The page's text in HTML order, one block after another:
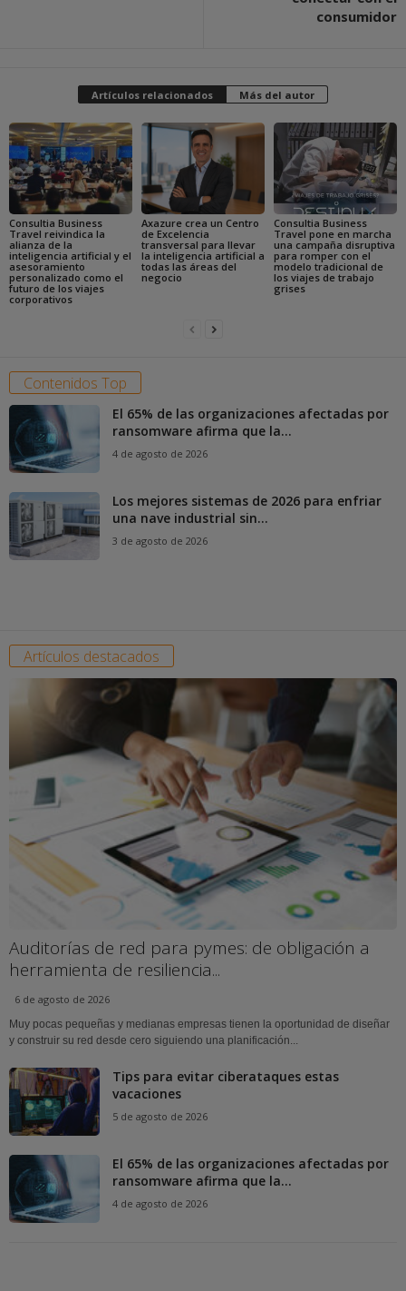
consumidor
Artículos relacionados Más del autor
Consultia Business
Travel reivindica la
alianza de la
inteligencia artificial y el
asesoramiento
personalizado como el
futuro de los viajes
corporativos
Axazure crea un Centro
de Excelencia
transversal para llevar
la inteligencia artificial a
todas las áreas del
negocio
Consultia Business
Travel pone en marcha
una campaña disruptiva
para romper con el
modelo tradicional de
los viajes de trabajo
grises
Contenidos Top
El 65% de las organizaciones afectadas por
ransomware afirma que la...
4 de agosto de 2026
Los mejores sistemas de 2026 para enfriar
una nave industrial sin...
3 de agosto de 2026
Artículos destacados
Auditorías de red para pymes: de obligación a
herramienta de resiliencia...
6 de agosto de 2026
Muy pocas pequeñas y medianas empresas tienen la oportunidad de diseñar
y construir su red desde cero siguiendo una planificación...
Tips para evitar ciberataques estas
vacaciones
5 de agosto de 2026
El 65% de las organizaciones afectadas por
ransomware afirma que la...
4 de agosto de 2026